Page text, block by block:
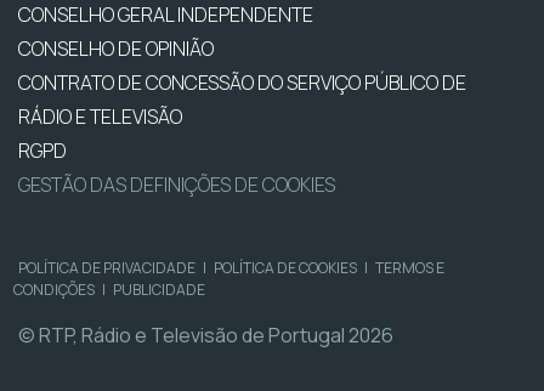
CONSELHO GERAL INDEPENDENTE
CONSELHO DE OPINIÃO
CONTRATO DE CONCESSÃO DO SERVIÇO PÚBLICO DE
RÁDIO E TELEVISÃO
RGPD
GESTÃO DAS DEFINIÇÕES DE COOKIES
POLÍTICA DE PRIVACIDADE | POLÍTICA DE COOKIES | TERMOS E
CONDIÇÕES | PUBLICIDADE
© RTP, Rádio e Televisão de Portugal 2026